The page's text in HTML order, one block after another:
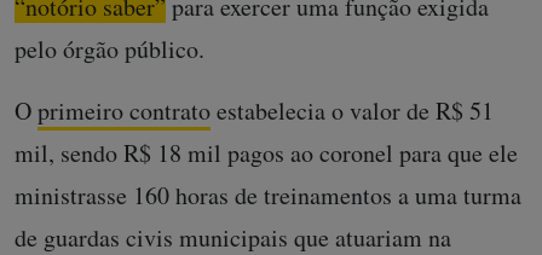
pelo órgão público.
Oprimeiro contratoestabelecia o valor de R$ 51
mil, sendo R$ 18 mil pagos ao coronel para que ele
ministrasse 160 horas de treinamentos a uma turma
de guardas civis municipais que atuariam na